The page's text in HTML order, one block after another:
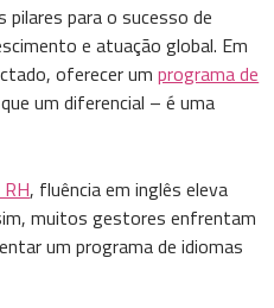
pilares para o sucesso de
e atuação global. Em
oferecer umprograma de
um diferencial – é uma
, fluência em inglês eleva
muitos gestores enfrentam
um programa de idiomas